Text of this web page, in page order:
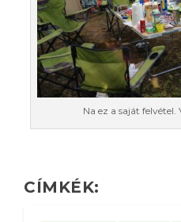
Na ez a saját felvétel.
CÍMKÉK: